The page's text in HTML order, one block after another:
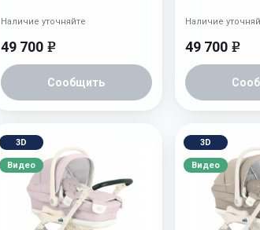
49 700 e
Сообщить
Наличие уточняйте
49 700 e
Наличие
3D
Видео
3D
Видео